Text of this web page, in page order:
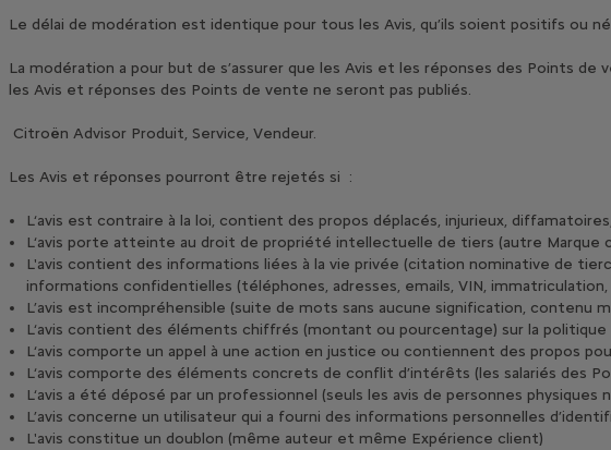
Le délai de modération est identique pour tous les Avis, qu’ils soient positifs ou
La modération a pour but de s’assurer que les Avis et les réponses des Points
les Avis et réponses des Points de vente ne seront pas publiés.
Citroën Advisor Produit, Service, Vendeur.
Les Avis et réponses pourront être rejetés si :
L‘avis est contraire à la loi, contient des propos déplacés, injurieux,
L‘avis porte atteinte au droit de propriété intellectuelle de tiers (autre Marque
L'avis contient des informations liées à la vie privée (citation nominative de
informations confidentielles (téléphones, adresses, emails, VIN,
L’avis est incompréhensible (suite de mots sans aucune signification, contenu
L‘avis contient des éléments chiffrés (montant ou pourcentage) sur la
L‘avis comporte un appel à une action en justice ou contiennent des propos
L‘avis comporte des éléments concrets de conflit d’intérêts (les salariés des
L‘avis a été déposé par un professionnel (seuls les avis de personnes
L’avis concerne un utilisateur qui a fourni des informations personnelles
L'avis constitue un doublon (même auteur et même Expérience client)